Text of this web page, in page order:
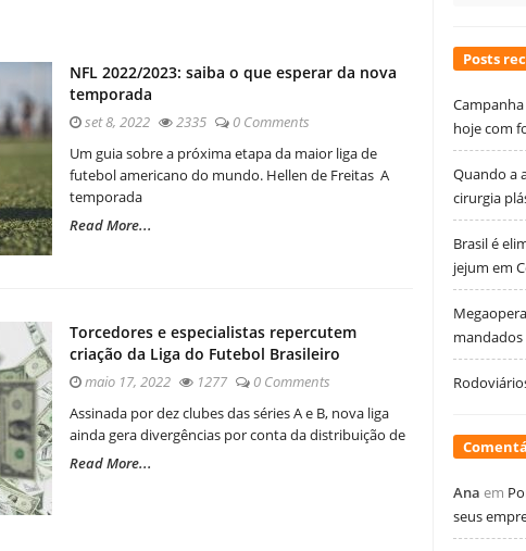
NFL 2022/2023: saiba o que esperar da nova
temporada
set 8, 2022 2335
0 Comments
Um guia sobre a próxima etapa da maior liga de
futebol americano do mundo. Hellen de Freitas A
temporada
Read More...
Torcedores e especialistas repercutem
criação da Liga do Futebol Brasileiro
maio 17, 2022 1277
0 Comments
Assinada por dez clubes das séries A e B, nova liga
ainda gera divergências por conta da distribuição de
Read More...
Posts
hoje com
Quando a
cirurgia
Brasil é
jejum em
mandados
Ana em
seus